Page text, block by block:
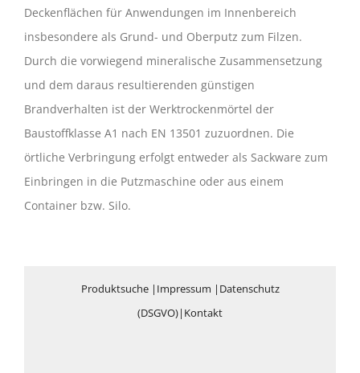
Deckenflächen für Anwendungen im Innenbereich
insbesondere als Grund- und Oberputz zum Filzen.
Durch die vorwiegend mineralische Zusammensetzung
und dem daraus resultierenden günstigen
Brandverhalten ist der Werktrockenmörtel der
Baustoffklasse A1 nach EN 13501 zuzuordnen. Die
örtliche Verbringung erfolgt entweder als Sackware zum
Einbringen in die Putzmaschine oder aus einem
Container bzw. Silo.
Produktsuche| Impressum | Datenschutz
(DSGVO)| Kontakt